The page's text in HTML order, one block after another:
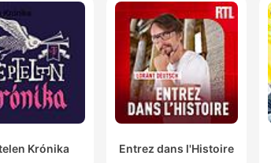
Krónika Entrez dans l'Histoire